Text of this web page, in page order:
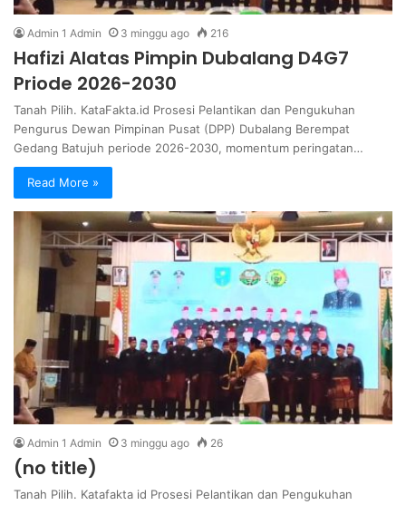
Admin 1 Admin 3 minggu ago 216
Hafizi Alatas Pimpin Dubalang D4G7
Priode 2026-2030
Tanah Pilih. KataFakta.id Prosesi Pelantikan dan Pengukuhan
Pengurus Dewan Pimpinan Pusat (DPP) Dubalang Berempat
Gedang Batujuh periode 2026-2030, momentum peringatan…
Read More »
Admin 1 Admin 3 minggu ago 26
(no title)
Tanah Pilih. Katafakta id Prosesi Pelantikan dan Pengukuhan